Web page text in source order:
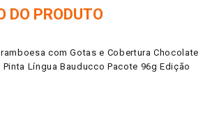
DO PRODUTO
com Gotas e Cobertura Chocolate
Pinta Língua Bauducco Pacote 96g Edição